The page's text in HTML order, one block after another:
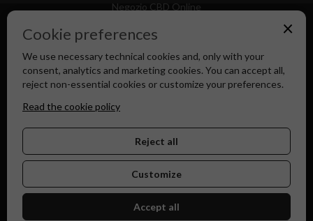
Negozio CBD Online
×
Cookie preferences
We use necessary technical cookies and, only with your
consent, analytics and marketing cookies. You can accept all,
reject non-essential cookies or customize your preferences.
Read the cookie policy
Reject all
Customize
Accept all
Canapa Market - Il tuo Shop di Fiducia dal 2018